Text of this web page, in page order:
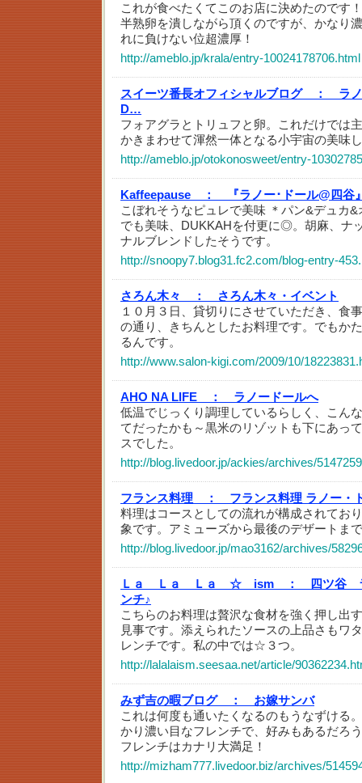
これが食べたくてこのお店に決めたのです
半熟卵を潰しながら頂くのですが、かなり
れに負けない位超濃厚！
http://ameblo.jp/krala/entry-10024178706.html
スイーツ番長オフィシャルブログ ：
ラ
D…
フォアグラとトリュフと卵。これだけでは
かきまわせて渾然一体となる小宇宙の美味
http://ameblo.jp/otokonosweet/entry-
Kaffeepause ：
『ラノー･ドール@四谷
こぼれそうなピュレで美味 ＊パン&デュカ
でも美味、DUKKAHを付更に◎。胡麻、ナ
ナルブレンドしたそうです。
http://snoopy7.blog31.fc2.com/blog-entry-
さろん木々 ：
さろん木々・イベント
１０月３日、貸切りにさせていただき、食
の通り、きちんとしたお料理です。でもか
るんです。
http://www.salon-kigi.com/2009/10/
AHO NA LIFE ：
ラノードールへ
低温でじっくり調理しているらしく、こん
てだったかも～黒米のリゾットも下にあっ
スでした。
http://blog.livedoor.jp/ackies/archives/
フランス料理 ：
フランス料理 ラノー・
料理はコースとしての流れが構成されてお
象です。アミューズから最後のデザートま
http://blog.livedoor.jp/mao3162/archives/
Ｌａ Ｌａ Ｌａ ☆ ism ：
四ツ谷
ンチ♪
こちらのお料理は贅沢な食材を強く押し出
見事です。添えられたソースの上品さもワ
レンチです。私の中では☆３つ。
http://lalalaism.seesaa.net/article/
みず吉の暇ブログ ：
お嫁サンバ
これは何度も通いたくなるのもうなずける
かり濃い目なフレンチで、好みもあるだろ
フレンチはカナリ大満足！
http://mizham777.livedoor.biz/archives/